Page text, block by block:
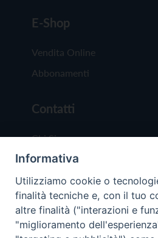
E-Shop
Vendita Online
Abbonamenti
Contatti
Chi Siamo
Redazione
Scrivici
Informativa
Utilizziamo cookie o
finalità tecniche e, con il tuo
altre finalità ("interazioni e
"miglioramento